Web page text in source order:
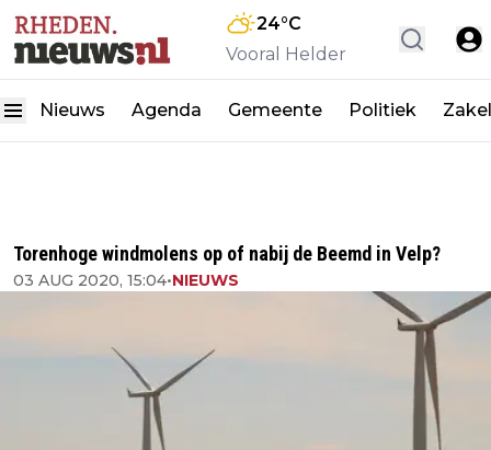
24°C
Vooral Helder
Nieuws Agenda Gemeente Politiek
Torenhoge windmolens op of nabij de Beemd in Velp?
03 AUG 2020, 15:04•NIEUWS